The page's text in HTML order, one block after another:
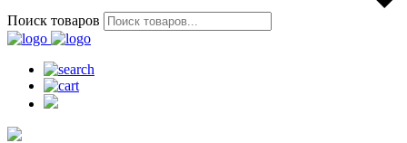
Поиск товаров